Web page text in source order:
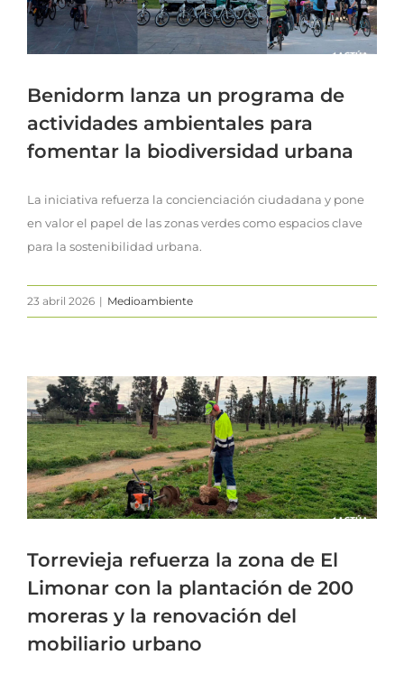
Benidorm lanza un programa de
actividades ambientales para
fomentar la biodiversidad urbana
La iniciativa refuerza la concienciación ciudadana y pone
en valor el papel de las zonas verdes como espacios clave
para la sostenibilidad urbana.
23 abril 2026 | Medioambiente
Torrevieja refuerza la zona de El
Limonar con la plantación de 200
moreras y la renovación del
mobiliario urbano